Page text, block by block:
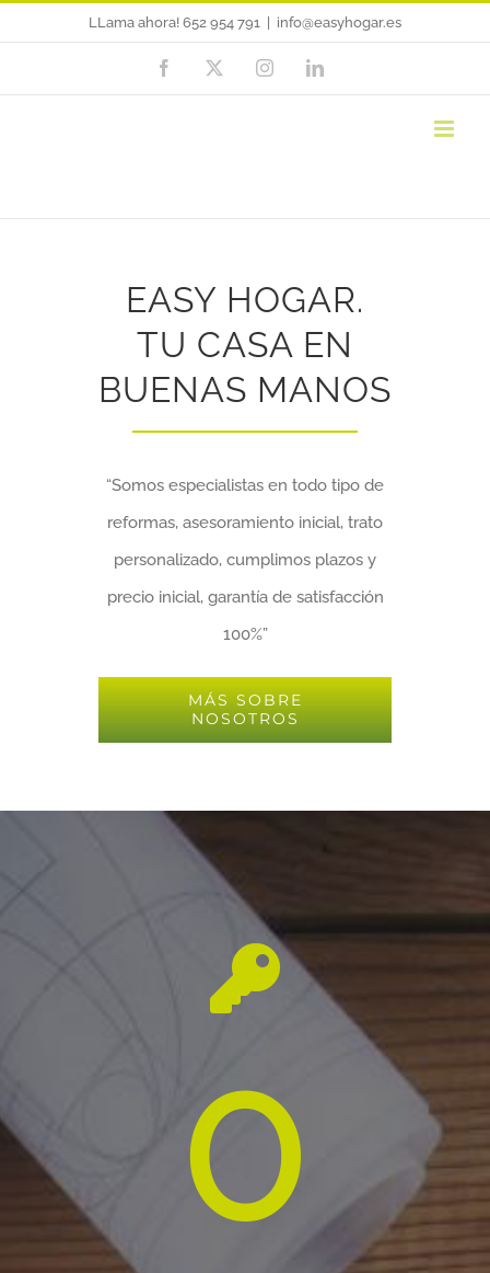
contenido
LLama ahora! 652 954 791 info@easyhogar.es
Facebook InstagramLinkedIn
EASY HOGAR.
TU CASA EN
BUENAS MANOS
“Somos especialistas en todo tipo de
reformas, asesoramiento inicial, trato
personalizado, cumplimos plazos y
precio inicial, garantía de satisfacción
100%”
MÁS SOBRE
NOSOTROS
0